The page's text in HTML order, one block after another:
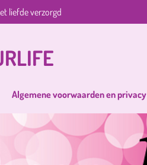
liefde verzorgd
Algemene voorwaarden en privacy